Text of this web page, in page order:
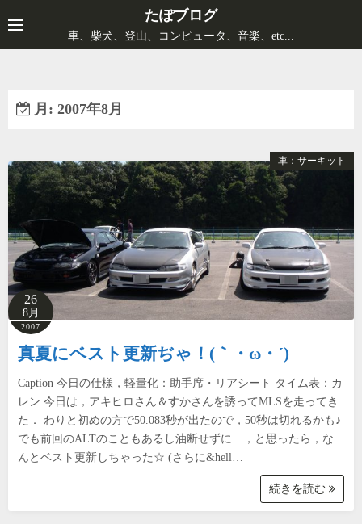
ン
テ
ッ
プ
たぽブログ
車、柴犬、登山、コンピュータ、音楽、etc...
月: 2007年8月
車：サーキット
26
8月
2007
真夏にベスト更新ぢゃ！(｀・ω・´)
Caption 今日の仕様，軽量化：助手席・リアシート タイム表：カ
レン 今日は，アキヒロさん＆すかさんを誘ってMLSを走ってき
た． わりと初めの方で50.083秒が出たので，50秒は切れるかも♪
でも前回のALTのこともあるし油断せずに…，と思ったら，な
んとベスト更新しちゃった☆ (さらに&hell…
続きを読む